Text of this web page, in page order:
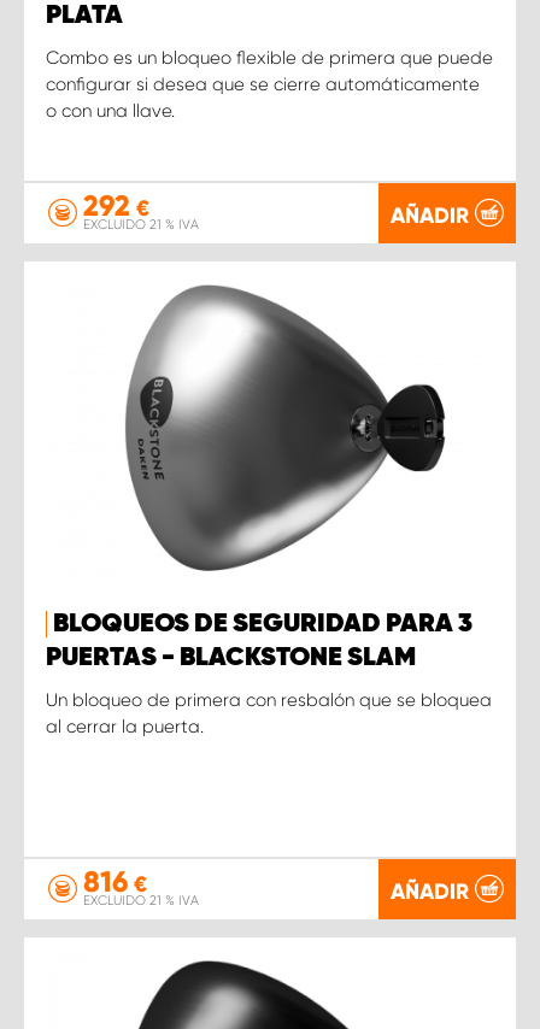
PLATA
Combo es un bloqueo flexible de primera que puede
configurar si desea que se cierre automáticamente
o con una llave.
292 €
EXCLUIDO 21 % IVA AÑADIR
BLOQUEOS DE SEGURIDAD PARA 3
PUERTAS - BLACKSTONE SLAM
Un bloqueo de primera con resbalón que se bloquea
al cerrar la puerta.
816 €
EXCLUIDO 21 % IVA AÑADIR